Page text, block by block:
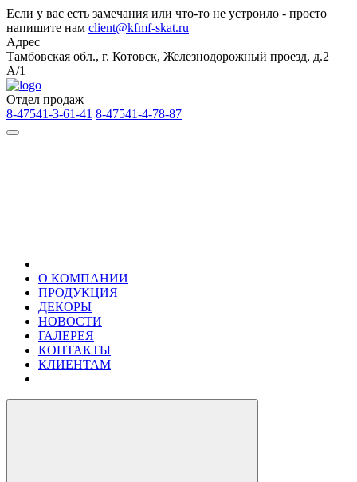
Если у вас есть замечания или что-то не устроило - просто
напишите нам client@kfmf-skat.ru
Адрес
Тамбовская обл., г. Котовск, Железнодорожный проезд, д.2
А/1
Отдел продаж
8-47541-3-61-41 8-47541-4-78-87
О КОМПАНИИ
ПРОДУКЦИЯ
ДЕКОРЫ
НОВОСТИ
ГАЛЕРЕЯ
КОНТАКТЫ
КЛИЕНТАМ